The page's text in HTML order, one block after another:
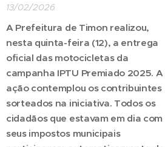
13/02/2026
A Prefeitura de Timon realizou,
nesta quinta-feira (12), a entrega
oficial das motocicletas da
campanha IPTU Premiado 2025. A
ação contemplou os contribuintes
sorteados na iniciativa. Todos os
cidadãos que estavam em dia com
seus impostos municipais